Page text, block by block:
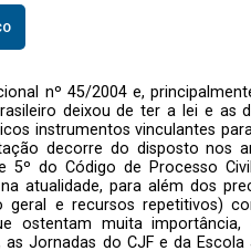
nº 45/2004 e,
deixou de ter a lei e as
instrumentos vinculantes
decorre do disposto nos
do Código de Processo
atualidade, para além dos
geral e recursos repetitivos)
ostentam muita
as Jornadas do CJF e da